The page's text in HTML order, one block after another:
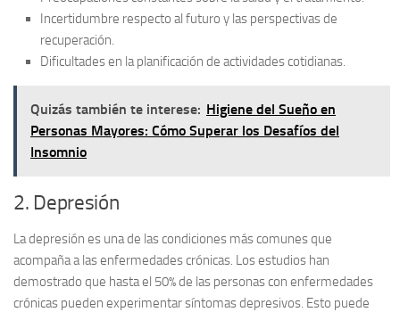
Incertidumbre respecto al futuro y las perspectivas de
recuperación.
Dificultades en la planificación de actividades cotidianas.
Quizás también te interese: Higiene del Sueño en
Personas Mayores: Cómo Superar los Desafíos del
Insomnio
2. Depresión
Ladepresión es una de las condiciones más comunes que
acompaña a las enfermedades crónicas. Los estudios han
demostrado que hasta el 50%de las personas con enfermedades
crónicas pueden experimentar síntomas depresivos. Esto puede